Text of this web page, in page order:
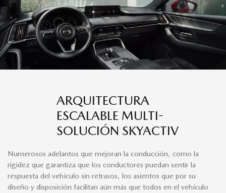
ARQUITECTURA
ESCALABLE MULTI-
SOLUCIÓN SKYACTIV
Numerosos adelantos que mejoran la conducción, como la
rigidez que garantiza que los conductores puedan sentir la
respuesta del vehículo sin retrasos, los asientos que por su
diseño y disposición facilitan aún más que todos en el vehículo